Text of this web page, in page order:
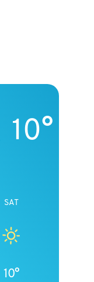
10°
SAT
10°